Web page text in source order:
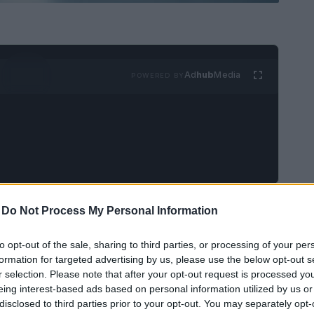
Do Not Process My Personal Information
opt-out of the sale, sharing to third parties, or processing of your
for targeted advertising by us, please use the below opt-out
selection. Please note that after your opt-out request is processed
interest-based ads based on personal information utilized by us
to third parties prior to your opt-out. You may separately
AdhubMedia
ESG-linkeddel valore di 35,5
da
finanziatore originario e banca
Deutsche Banke Banca Sella. Il capitale
focalizzato sull’aumento della capacità